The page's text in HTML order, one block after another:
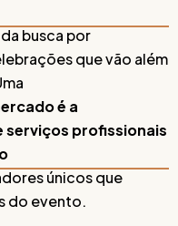
busca por
que vão além
é a
serviços profissionais
únicos que
do evento.